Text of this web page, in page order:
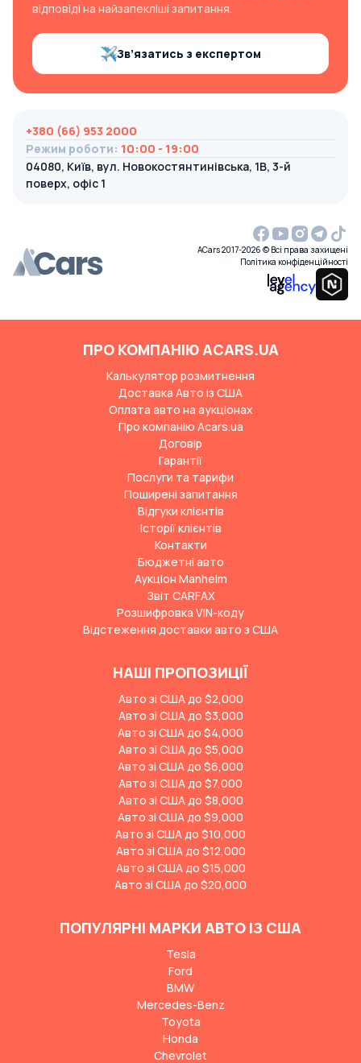
відповіді на найзапекліші запитання.
Зв’язатись з експертом
+380 (66) 953 2000
Режим роботи: 10:00 - 19:00
04080, Київ, вул. Новокостянтинівська, 1В, 3-й
поверх, офіс 1
ACars 2017-2026 © Всі права захищені
Політика конфіденційності
ПРО КОМПАНІЮ ACARS.UA
Калькулятор розмитнення
Доставка Авто із США
Оплата авто на аукціонах
Про компанію Acars.ua
Договір
Гарантії
Послуги та тарифи
Поширені запитання
Відгуки клієнтів
Історії клієнтів
Контакти
Бюджетні авто
Аукціон Manheim
Звіт CARFAX
Розшифровка VIN-коду
Відстеження доставки авто з США
НАШІ ПРОПОЗИЦІЇ
Авто зі США до $2,000
Авто зі США до $3,000
Авто зі США до $4,000
Авто зі США до $5,000
Авто зі США до $6,000
Авто зі США до $7,000
Авто зі США до $8,000
Авто зі США до $9,000
Авто зі США до $10,000
Авто зі США до $12,000
Авто зі США до $15,000
Авто зі США до $20,000
ПОПУЛЯРНІ МАРКИ АВТО ІЗ США
Tesla
Ford
BMW
Mercedes-Benz
Toyota
Honda
Chevrolet